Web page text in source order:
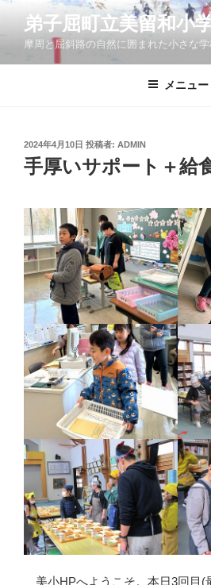
ン
弟子屈町立美留和小
摩周と屈斜路の自然に囲まれた小さな学
メニュー
投
稿
日:
2024年4月10日 投稿者: ADMIN
手厚いサポート＋給
美小HPへようこそ。本日3回目(